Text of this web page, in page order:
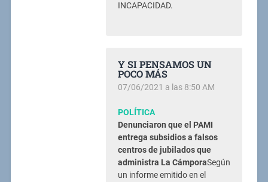
INCAPACIDAD.
Y SI PENSAMOS UN
POCO MÁS
07/06/2021 a las 8:50 AM
POLÍTICA
Denunciaron que el PAMI
entrega subsidios a falsos
centros de jubilados que
administra La CámporaSegún
un informe emitido en el